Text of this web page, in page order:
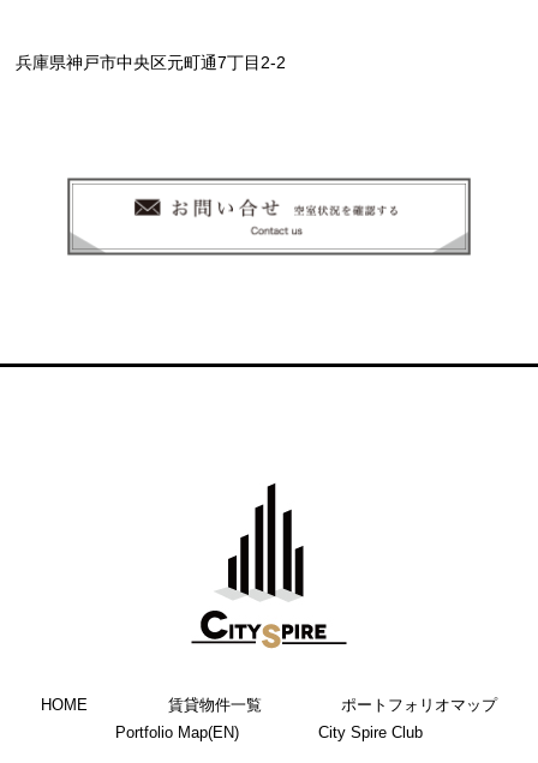
兵庫県神戸市中央区元町通7丁目2-2
HOME 賃貸物件一覧
ポートフォリオマップ
Portfolio Map(EN)
City Spire Club